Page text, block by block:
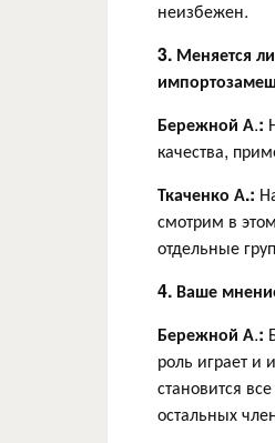
неизбежен.
3. Меняется
Бережной А.:
качества,
Ткаченко А.:
смотрим в
отдельные
4. Ваше
Бережной А.:
роль играет и
становится
остальных